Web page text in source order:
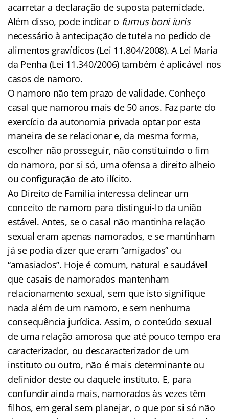
acarretar a declaração de suposta paternidade.
Além disso, pode indicar o fumus boni iuris
necessário à antecipação de tutela no pedido de
alimentos gravídicos (Lei 11.804/2008). A Lei Maria
da Penha (Lei 11.340/2006) também é aplicável nos
casos de namoro.
O namoro não tem prazo de validade. Conheço
casal que namorou mais de 50 anos. Faz parte do
exercício da autonomia privada optar por esta
maneira de se relacionar e, da mesma forma,
escolher não prosseguir, não constituindo o fim
do namoro, por si só, uma ofensa a direito alheio
ou configuração de ato ilícito.
Ao Direito de Família interessa delinear um
conceito de namoro para distingui-lo da união
estável. Antes, se o casal não mantinha relação
sexual eram apenas namorados, e se mantinham
já se podia dizer que eram “amigados” ou
“amasiados”. Hoje é comum, natural e saudável
que casais de namorados mantenham
relacionamento sexual, sem que isto signifique
nada além de um namoro, e sem nenhuma
consequência jurídica. Assim, o conteúdo sexual
de uma relação amorosa que até pouco tempo era
caracterizador, ou descaracterizador de um
instituto ou outro, não é mais determinante ou
definidor deste ou daquele instituto. E, para
confundir ainda mais, namorados às vezes têm
filhos, em geral sem planejar, o que por si só não